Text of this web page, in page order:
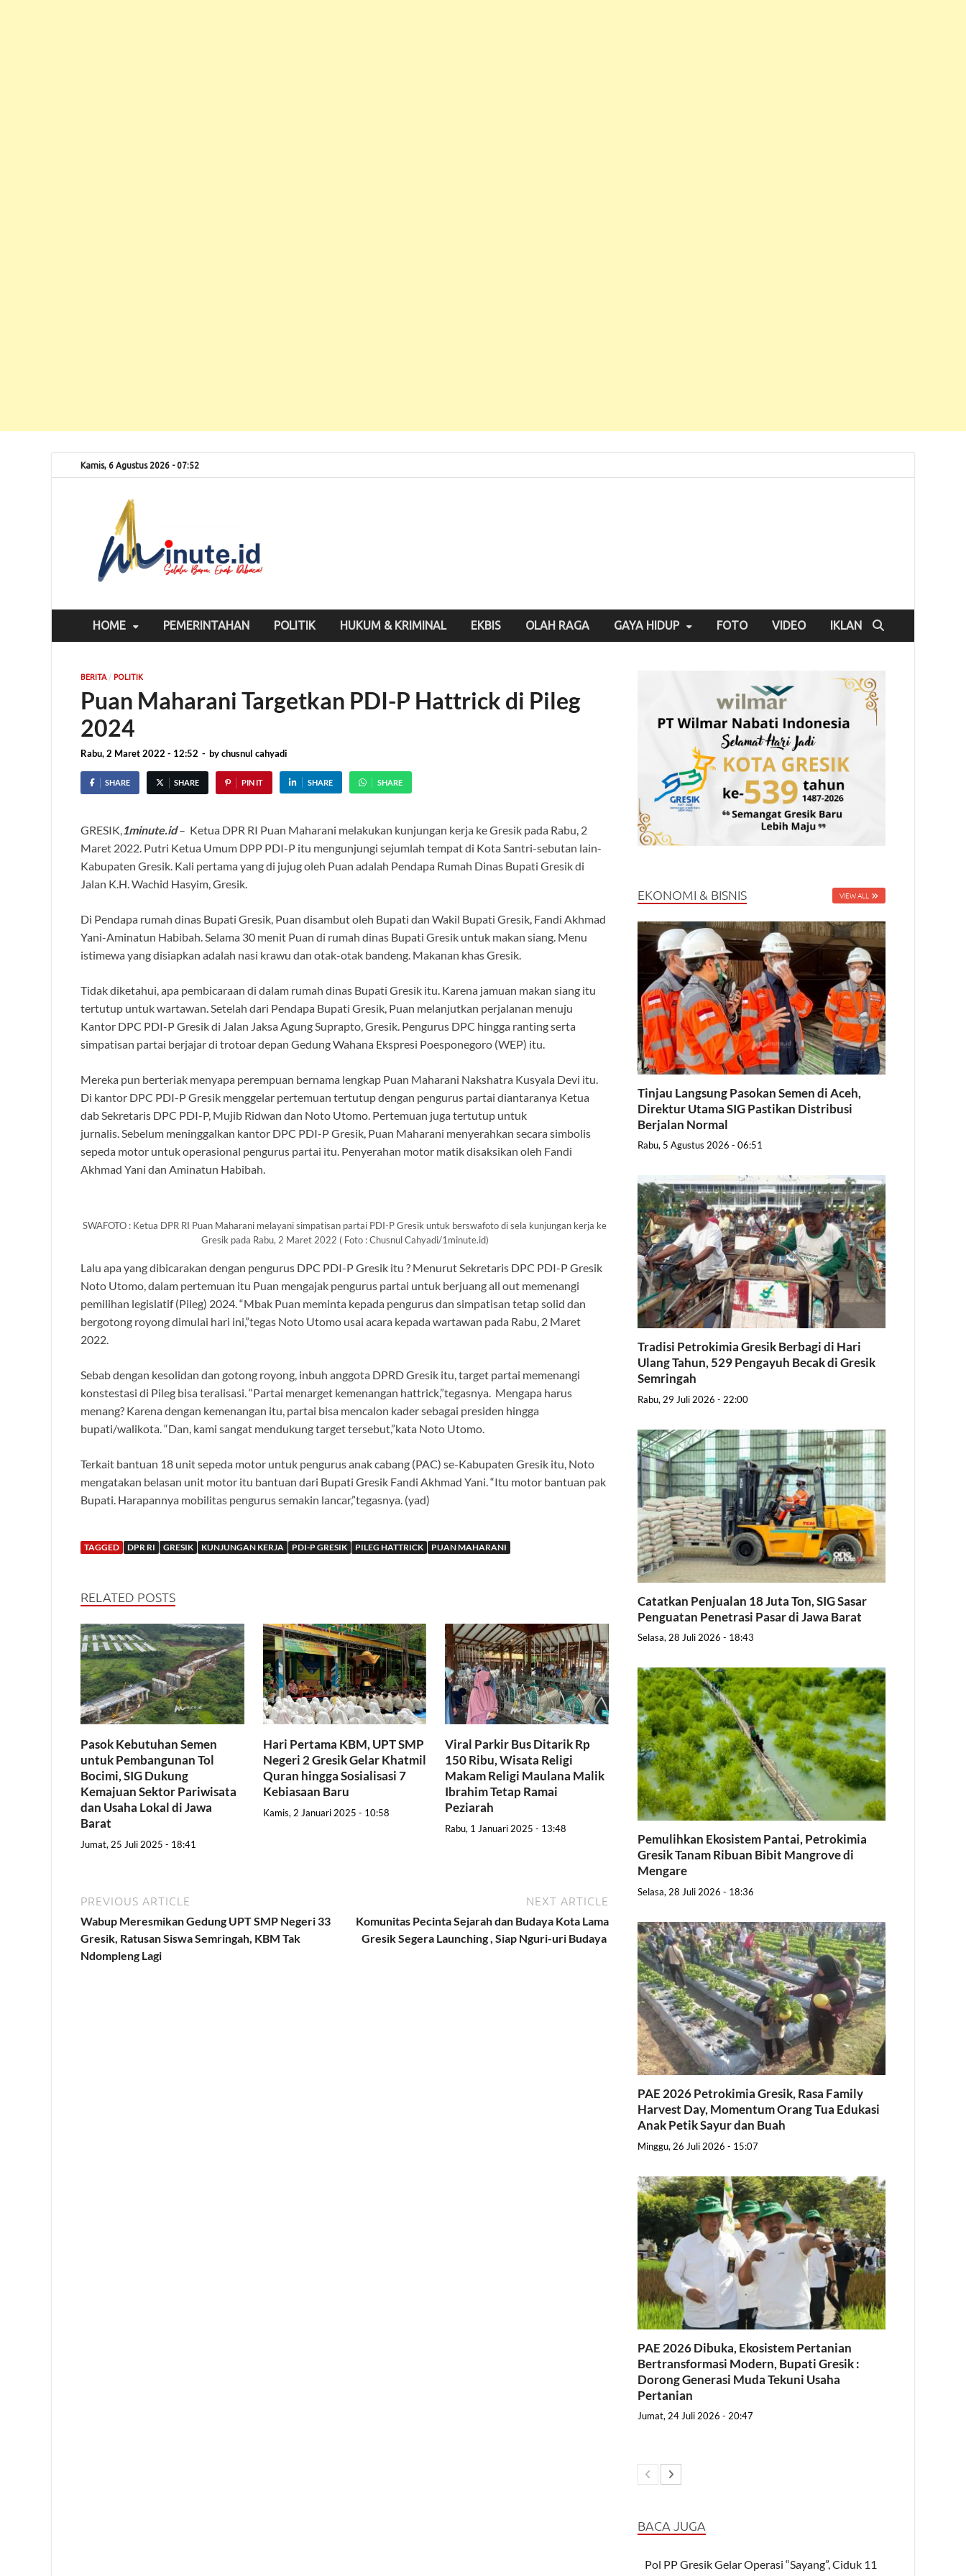
Kamis, 6 Agustus 2026 - 07:52
HOME PEMERINTAHAN POLITIK HUKUM & KRIMINAL EKBIS OLAH RAGA GAYA HIDUP FOTO VIDEO IKLAN
BERITA/ POLITIK
Puan Maharani Targetkan PDI-P Hattrick di Pileg
2024
Rabu, 2 Maret 2022 - 12:52 - bychusnul cahyadi
SHARE SHARE PIN IT SHARE SHARE
GRESIK,1minute.id– Ketua DPR RI Puan Maharani melakukan kunjungan kerja ke Gresik pada Rabu, 2
Maret 2022. Putri Ketua Umum DPP PDI-P itu mengunjungi sejumlah tempat di Kota Santri-sebutan lain-
Kabupaten Gresik. Kali pertama yang di jujug oleh Puan adalah Pendapa Rumah Dinas Bupati Gresik di
Jalan K.H. Wachid Hasyim, Gresik.
Di Pendapa rumah dinas Bupati Gresik, Puan disambut oleh Bupati dan Wakil Bupati Gresik, Fandi Akhmad
Yani-Aminatun Habibah. Selama 30 menit Puan di rumah dinas Bupati Gresik untuk makan siang. Menu
istimewa yang disiapkan adalah nasi krawu dan otak-otak bandeng. Makanan khas Gresik.
Tidak diketahui, apa pembicaraan di dalam rumah dinas Bupati Gresik itu. Karena jamuan makan siang itu
tertutup untuk wartawan. Setelah dari Pendapa Bupati Gresik, Puan melanjutkan perjalanan menuju
Kantor DPC PDI-P Gresik di Jalan Jaksa Agung Suprapto, Gresik. Pengurus DPC hingga ranting serta
simpatisan partai berjajar di trotoar depan Gedung Wahana Ekspresi Poesponegoro (WEP) itu.
Mereka pun berteriak menyapa perempuan bernama lengkap Puan Maharani Nakshatra Kusyala Devi itu.
Di kantor DPC PDI-P Gresik menggelar pertemuan tertutup dengan pengurus partai diantaranya Ketua
dab Sekretaris DPC PDI-P, Mujib Ridwan dan Noto Utomo. Pertemuan juga tertutup untuk
jurnalis. Sebelum meninggalkan kantor DPC PDI-P Gresik, Puan Maharani menyerahkan secara simbolis
sepeda motor untuk operasional pengurus partai itu. Penyerahan motor matik disaksikan oleh Fandi
Akhmad Yani dan Aminatun Habibah.
SWAFOTO : Ketua DPR RI Puan Maharani melayani simpatisan partai PDI-P Gresik untuk berswafoto di sela kunjungan kerja ke
Gresik pada Rabu, 2 Maret 2022 ( Foto : Chusnul Cahyadi/1minute.id)
Lalu apa yang dibicarakan dengan pengurus DPC PDI-P Gresik itu ? Menurut Sekretaris DPC PDI-P Gresik
Noto Utomo, dalam pertemuan itu Puan mengajak pengurus partai untuk berjuang all out memenangi
pemilihan legislatif (Pileg) 2024. “Mbak Puan meminta kepada pengurus dan simpatisan tetap solid dan
bergotong royong dimulai hari ini,”tegas Noto Utomo usai acara kepada wartawan pada Rabu, 2 Maret
2022.
Sebab dengan kesolidan dan gotong royong, inbuh anggota DPRD Gresik itu, target partai memenangi
konstestasi di Pileg bisa teralisasi. “Partai menarget kemenangan hattrick,”tegasnya. Mengapa harus
menang? Karena dengan kemenangan itu, partai bisa mencalon kader sebagai presiden hingga
bupati/walikota. “Dan, kami sangat mendukung target tersebut,”kata Noto Utomo.
Terkait bantuan 18 unit sepeda motor untuk pengurus anak cabang (PAC) se-Kabupaten Gresik itu, Noto
mengatakan belasan unit motor itu bantuan dari Bupati Gresik Fandi Akhmad Yani. “Itu motor bantuan pak
Bupati. Harapannya mobilitas pengurus semakin lancar,”tegasnya. (yad)
TAGGED DPR RI GRESIK KUNJUNGAN KERJA PDI-P GRESIK PILEG HATTRICK PUAN MAHARANI
RELATED POSTS
Pasok Kebutuhan Semen
untuk Pembangunan Tol
Bocimi, SIG Dukung
Kemajuan Sektor Pariwisata
dan Usaha Lokal di Jawa
Barat
Jumat, 25 Juli 2025 - 18:41
Hari Pertama KBM, UPT SMP
Negeri 2 Gresik Gelar Khatmil
Quran hingga Sosialisasi 7
Kebiasaan Baru
Kamis, 2 Januari 2025 - 10:58
Viral Parkir Bus Ditarik Rp
150 Ribu, Wisata Religi
Makam Religi Maulana Malik
Ibrahim Tetap Ramai
Peziarah
Rabu, 1 Januari 2025 - 13:48
PREVIOUS ARTICLE
Wabup Meresmikan Gedung UPT SMP Negeri 33
Gresik, Ratusan Siswa Semringah, KBM Tak
Ndompleng Lagi
NEXT ARTICLE
Komunitas Pecinta Sejarah dan Budaya Kota Lama
Gresik Segera Launching , Siap Nguri-uri Budaya
EKONOMI & BISNIS VIEW ALL
Tinjau Langsung Pasokan Semen di Aceh,
Direktur Utama SIG Pastikan Distribusi
Berjalan Normal
Rabu, 5 Agustus 2026 - 06:51
Tradisi Petrokimia Gresik Berbagi di Hari
Ulang Tahun, 529 Pengayuh Becak di Gresik
Semringah
Rabu, 29 Juli 2026 - 22:00
Catatkan Penjualan 18 Juta Ton, SIG Sasar
Penguatan Penetrasi Pasar di Jawa Barat
Selasa, 28 Juli 2026 - 18:43
Pemulihkan Ekosistem Pantai, Petrokimia
Gresik Tanam Ribuan Bibit Mangrove di
Mengare
Selasa, 28 Juli 2026 - 18:36
PAE 2026 Petrokimia Gresik, Rasa Family
Harvest Day, Momentum Orang Tua Edukasi
Anak Petik Sayur dan Buah
Minggu, 26 Juli 2026 - 15:07
PAE 2026 Dibuka, Ekosistem Pertanian
Bertransformasi Modern, Bupati Gresik :
Dorong Generasi Muda Tekuni Usaha
Pertanian
Jumat, 24 Juli 2026 - 20:47
BACA JUGA
Pol PP Gresik Gelar Operasi “Sayang”, Ciduk 11